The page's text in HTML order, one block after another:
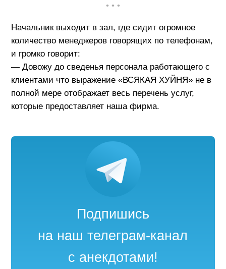
• • •
Начальник выходит в зал, где сидит огромное
количество менеджеров говорящих по телефонам,
и громко говорит:
— Довожу до сведенья персонала работающего с
клиентами что выражение «ВСЯКАЯ ХУЙНЯ» не в
полной мере отображает весь перечень услуг,
которые предоставляет наша фирма.
Подпишись
на наш телеграм-канал
с анекдотами!